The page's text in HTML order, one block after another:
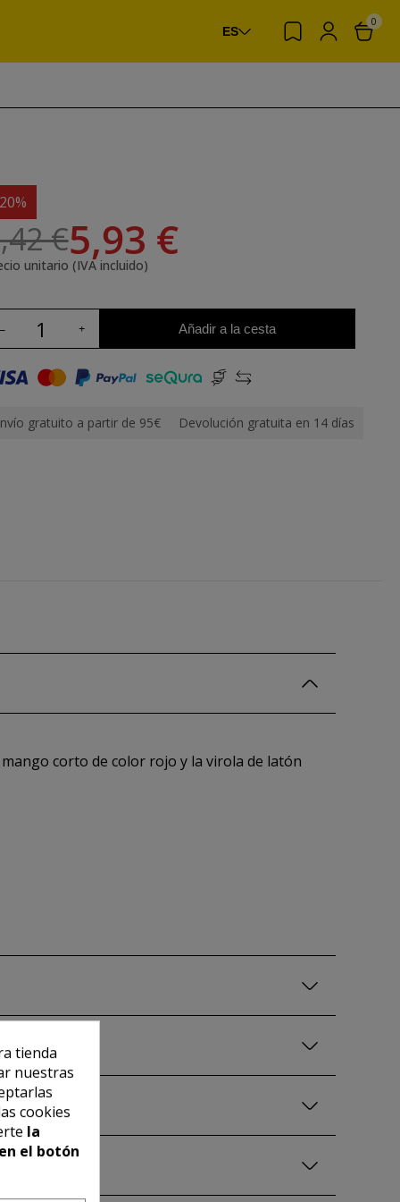
ES
0
€5,93 €
unitario (IVA incluido)
Añadir a la cesta
gratuito a partir de 95€ Devolución gratuita en 14 días
corto de color rojo y la virola de latón
tienda
nuestras
cookies
la
el botón